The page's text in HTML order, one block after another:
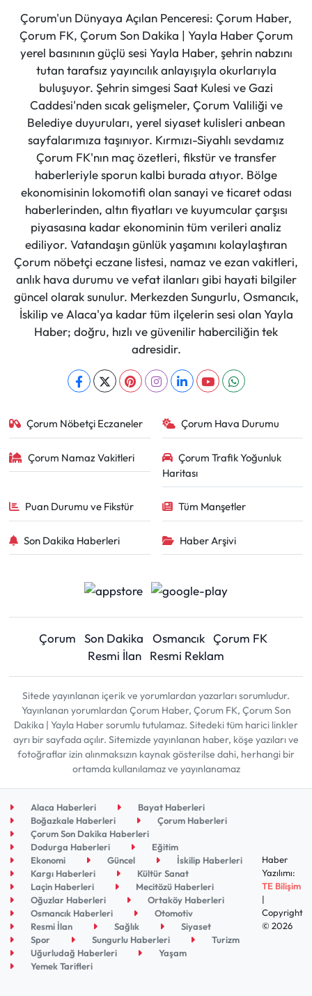
Çorum'un Dünyaya Açılan Penceresi: Çorum Haber,
Çorum FK, Çorum Son Dakika | Yayla Haber Çorum
yerel basınının güçlü sesi Yayla Haber, şehrin nabzını
tutan tarafsız yayıncılık anlayışıyla okurlarıyla
buluşuyor. Şehrin simgesi Saat Kulesi ve Gazi
Caddesi'nden sıcak gelişmeler, Çorum Valiliği ve
Belediye duyuruları, yerel siyaset kulisleri anbean
sayfalarımıza taşınıyor. Kırmızı-Siyahlı sevdamız
Çorum FK'nın maç özetleri, fikstür ve transfer
haberleriyle sporun kalbi burada atıyor. Bölge
ekonomisinin lokomotifi olan sanayi ve ticaret odası
haberlerinden, altın fiyatları ve kuyumcular çarşısı
piyasasına kadar ekonominin tüm verileri analiz
ediliyor. Vatandaşın günlük yaşamını kolaylaştıran
Çorum nöbetçi eczane listesi, namaz ve ezan vakitleri,
anlık hava durumu ve vefat ilanları gibi hayati bilgiler
güncel olarak sunulur. Merkezden Sungurlu, Osmancık,
İskilip ve Alaca'ya kadar tüm ilçelerin sesi olan Yayla
Haber; doğru, hızlı ve güvenilir haberciliğin tek
adresidir.
Çorum Nöbetçi Eczaneler Çorum Hava Durumu
Çorum Namaz Vakitleri
Çorum Trafik Yoğunluk
Haritası
Puan Durumu ve Fikstür Tüm Manşetler
Son Dakika Haberleri Haber Arşivi
Çorum Son Dakika Osmancık Çorum FK
Resmi İlan
Resmi Reklam
Sitede yayınlanan içerik ve yorumlardan yazarları sorumludur.
Yayınlanan yorumlardan Çorum Haber, Çorum FK, Çorum Son
Dakika | Yayla Haber sorumlu tutulamaz. Sitedeki tüm harici linkler
ayrı bir sayfada açılır. Sitemizde yayınlanan haber, köşe yazıları ve
fotoğraflar izin alınmaksızın kaynak gösterilse dahi, herhangi bir
ortamda kullanılamaz ve yayınlanamaz
Alaca Haberleri
Bayat Haberleri
Boğazkale Haberleri
Çorum Haberleri
Çorum Son Dakika Haberleri
Dodurga Haberleri
Eğitim
Ekonomi
Güncel
İskilip Haberleri
Kargı Haberleri
Kültür Sanat
Laçin Haberleri
Mecitözü Haberleri
Oğuzlar Haberleri
Ortaköy Haberleri
Osmancık Haberleri
Otomotiv
Resmi İlan
Sağlık
Siyaset
Spor
Sungurlu Haberleri
Turizm
Uğurludağ Haberleri
Yaşam
Yemek Tarifleri
Haber
Yazılımı:
TE Bilişim
|
Copyright
© 2026